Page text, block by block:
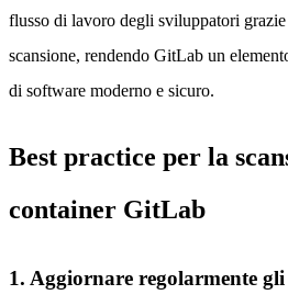
flusso di lavoro degli sviluppatori
scansione, rendendo GitLab un
di software moderno e sicuro.
Best practice per la
container GitLab
1. Aggiornare regolarmente